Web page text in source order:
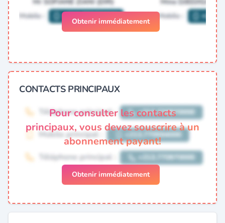
Obtenir immédiatement
CONTACTS PRINCIPAUX
Pour consulter les contacts
principaux, vous devez souscrire à un
abonnement payant!
Obtenir immédiatement